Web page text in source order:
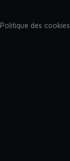
Politique des cookies